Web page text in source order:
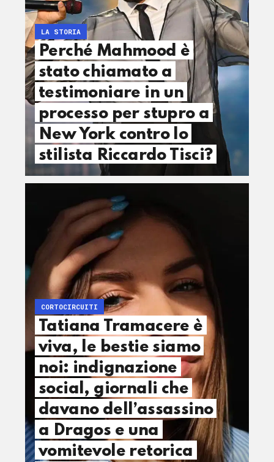
LA STORIA
Perché Mahmood è
stato chiamato a
testimoniare in un
processo per stupro a
New York contro lo
stilista Riccardo Tisci?
CORTOCIRCUITI
Tatiana Tramacere è
viva, le bestie siamo
noi: indignazione
social, giornali che
davano dell’assassino
a Dragos e una
vomitevole retorica